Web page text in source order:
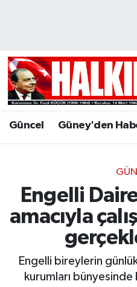
Güncel Güney'den
Engelli
amacıyla
Engelli bireylerin
kurumları bünyesinde
Hava Durumu
Trafik Durumu
Son Dakika Haberleri
Haber Arşivi